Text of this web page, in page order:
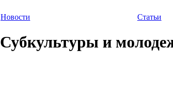
Новости Статьи
Субкультуры и